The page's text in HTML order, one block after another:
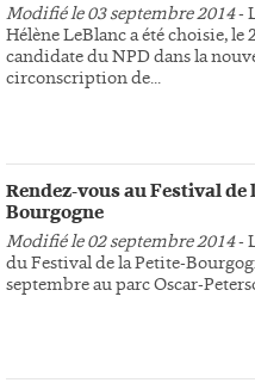
Modifié le 03 septembre 2014-
Hélène LeBlanc a été choisie, le
candidate du NPD dans la
circonscription de...
Rendez-vous au Festival de
Bourgogne
Modifié le 02 septembre 2014-
du Festival de la Petite-
septembre au parc Oscar-